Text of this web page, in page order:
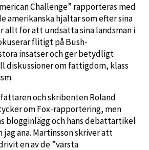
Challenge” rapporteras med
amerikanska hjältar som efter sina
allt för att undsätta sina landsmän i
flitigt på Bush-
insatser och ger betydligt
diskussioner om fattigdom, klass
och skribenten Roland
om Fox-rapportering, men
blogginlägg och hans debattartikel
jag ana. Martinsson skriver att
en av de ”värsta